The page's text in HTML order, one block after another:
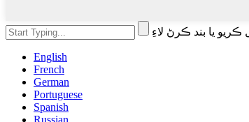
English
French
German
Portuguese
Spanish